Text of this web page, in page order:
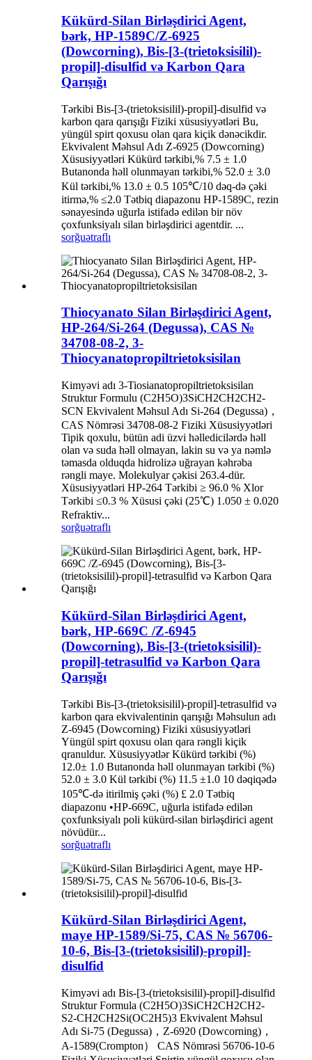
Kükürd-Silan Birləşdirici Agent,
bərk, HP-1589C/Z-6925
(Dowcorning), Bis-[3-(trietoksisilil)-
propil]-disulfid və Karbon Qara
Qarışığı
Tərkibi Bis-[3-(trietoksisilil)-propil]-disulfid və
karbon qara qarışığı Fiziki xüsusiyyətləri Bu,
yüngül spirt qoxusu olan qara kiçik dənəcikdir.
Ekvivalent Məhsul Adı Z-6925 (Dowcorning)
Xüsusiyyətləri Kükürd tərkibi,% 7.5 ± 1.0
Butanonda həll olunmayan tərkibi,% 52.0 ± 3.0
Kül tərkibi,% 13.0 ± 0.5 105℃/10 dəq-də çəki
itirmə,% ≤2.0 Tətbiq diapazonu HP-1589C, rezin
sənayesində uğurla istifadə edilən bir növ
çoxfunksiyalı silan birləşdirici agentdir. ...
sorğuətraflı
Thiocyanato Silan Birləşdirici Agent,
HP-264/Si-264 (Degussa), CAS №
34708-08-2, 3-
Thiocyanatopropiltrietoksisilan
Kimyəvi adı 3-Tiosianatopropiltrietoksisilan
Struktur Formulu (C2H5O)3SiCH2CH2CH2-
SCN Ekvivalent Məhsul Adı Si-264 (Degussa)，
CAS Nömrəsi 34708-08-2 Fiziki Xüsusiyyətləri
Tipik qoxulu, bütün adi üzvi həlledicilərdə həll
olan və suda həll olmayan, lakin su və ya nəmlə
təmasda olduqda hidrolizə uğrayan kəhrəba
rəngli maye. Molekulyar çəkisi 263.4-dür.
Xüsusiyyətləri HP-264 Tərkibi ≥ 96.0 % Xlor
Tərkibi ≤0.3 % Xüsusi çəki (25℃) 1.050 ± 0.020
Refraktiv...
sorğuətraflı
Kükürd-Silan Birləşdirici Agent,
bərk, HP-669C /Z-6945
(Dowcorning), Bis-[3-(trietoksisilil)-
propil]-tetrasulfid və Karbon Qara
Qarışığı
Tərkibi Bis-[3-(trietoksisilil)-propil]-tetrasulfid və
karbon qara ekvivalentinin qarışığı Məhsulun adı
Z-6945 (Dowcorning) Fiziki xüsusiyyətləri
Yüngül spirt qoxusu olan qara rəngli kiçik
qranuldur. Xüsusiyyətlər Kükürd tərkibi (%)
12.0± 1.0 Butanonda həll olunmayan tərkibi (%)
52.0 ± 3.0 Kül tərkibi (%) 11.5 ±1.0 10 dəqiqədə
105℃-də itirilmiş çəki (%) £ 2.0 Tətbiq
diapazonu •HP-669C, uğurla istifadə edilən
çoxfunksiyalı poli kükürd-silan birləşdirici agent
növüdür...
sorğuətraflı
Kükürd-Silan Birləşdirici Agent,
maye HP-1589/Si-75, CAS № 56706-
10-6, Bis-[3-(trietoksisilil)-propil]-
disulfid
Kimyəvi adı Bis-[3-(trietoksisilil)-propil]-disulfid
Struktur Formula (C2H5O)3SiCH2CH2CH2-
S2-CH2CH2Si(OC2H5)3 Ekvivalent Məhsul
Adı Si-75 (Degussa)，Z-6920 (Dowcorning)，
A-1589(Crompton） CAS Nömrəsi 56706-10-6